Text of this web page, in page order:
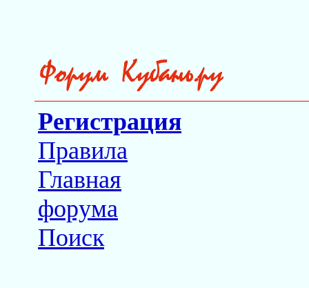
Регистрация
Правила
Главная
форума
Поиск